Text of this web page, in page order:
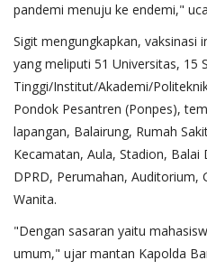
pandemi menuju ke endemi,"
Sigit mengungkapkan, vaksinasi
yang meliputi 51 Universitas, 15
Tinggi/Institut/Akademi/
Pondok Pesantren (Ponpes),
lapangan, Balairung, Rumah
Kecamatan, Aula, Stadion, Balai
DPRD, Perumahan, Auditorium,
Wanita.
"Dengan sasaran yaitu
umum," ujar mantan Kapolda